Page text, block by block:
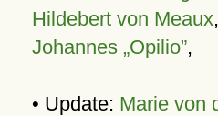
Hildebert von Meaux,
Johannes „Opilio”,
• Update: Marie von